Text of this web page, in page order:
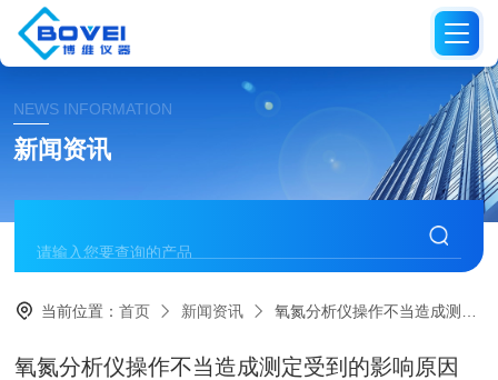
NEWS INFORMATION
新闻资讯
当前位置：首页 新闻资讯 氧氮分析仪操作不当造成测定受到的影响原因
氧氮分析仪操作不当造成测定受到的影响原因